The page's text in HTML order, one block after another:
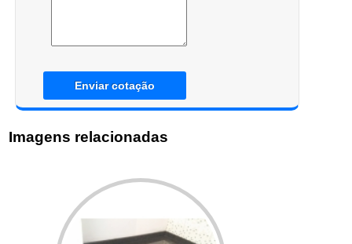
Enviar cotação
Imagens relacionadas